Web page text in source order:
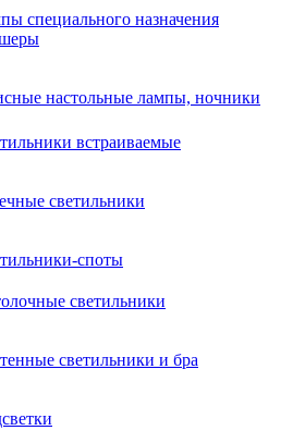
специального назначения
настольные лампы, ночники
встраиваемые
светильники
споты
светильники
светильники и бра